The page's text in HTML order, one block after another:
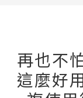
再也不
這麼好